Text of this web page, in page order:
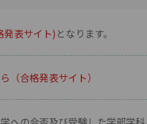
発表サイト) となります。
（合格発表サイト）